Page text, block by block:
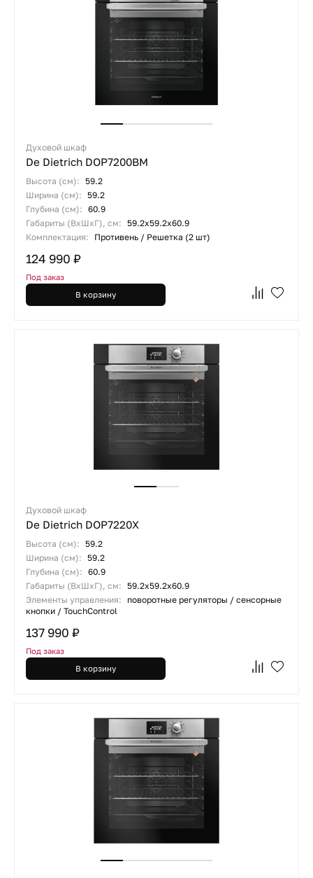
Духовой шкаф
De Dietrich DOP7200BM
Высота (см): 59.2
Ширина (см): 59.2
Глубина (см): 60.9
Габариты (ВхШхГ), см: 59.2x59.2x60.9
Комплектация:
Противень / Решетка (2 шт)
124 990 ₽
Под заказ
В корзину
Духовой шкаф
De Dietrich DOP7220X
Высота (см): 59.2
Ширина (см): 59.2
Глубина (см): 60.9
Габариты (ВхШхГ), см: 59.2x59.2x60.9
Элементы управления:
поворотные регуляторы / сенсорные
кнопки / TouchControl
137 990 ₽
Под заказ
В корзину